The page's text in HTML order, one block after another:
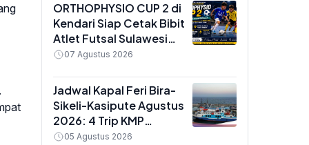
ORTHOPHYSIO CUP 2 di
Kendari Siap Cetak Bibit
Atlet Futsal Sulawesi
Tenggara, Total Hadiah
07 Agustus 2026
Jadwal Kapal Feri Bira-
Sikeli-Kasipute Agustus
2026: 4 Trip KMP
Bontoharu dan Rincian
05 Agustus 2026